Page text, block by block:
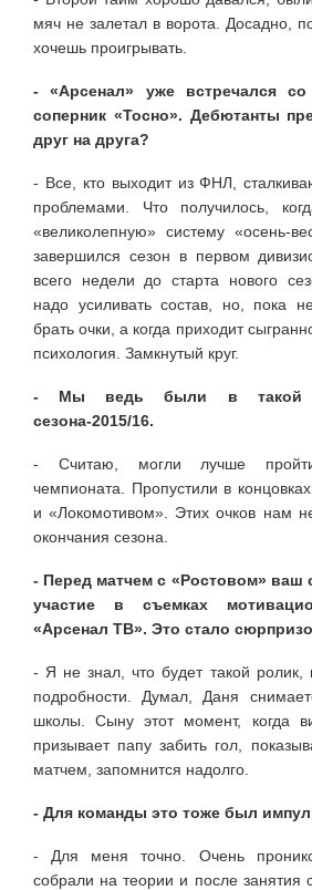
мяч не залетал в ворота. Досадно,
хочешь проигрывать.
- «Арсенал» уже встречался
соперник «Тосно». Дебютанты
друг на друга?
- Все, кто выходит из ФНЛ,
проблемами. Что получилось,
«великолепную» систему «осень-
завершился сезон в первом
всего недели до старта нового
надо усиливать состав, но, пока
брать очки, а когда приходит
психология. Замкнутый круг.
- Мы ведь были в такой
сезона-2015/16.
- Считаю, могли лучше
чемпионата. Пропустили в
и «Локомотивом». Этих очков нам
окончания сезона.
- Перед матчем с «Ростовом» ваш
участие в съемках
«Арсенал ТВ». Это стало
- Я не знал, что будет такой
подробности. Думал, Даня
школы. Сыну этот момент, когда
призывает папу забить гол,
матчем, запомнится надолго.
- Для команды это тоже был
- Для меня точно. Очень
собрали на теории и после занятия